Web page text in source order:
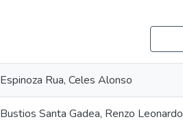
Espinoza Rua, Celes Alonso
Bustios Santa Gadea, Renzo Leonardo